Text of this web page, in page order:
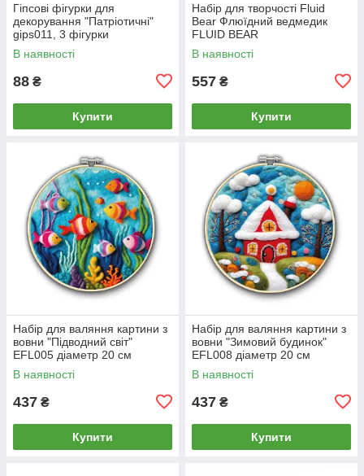
Гіпсові фігурки для
декорування "Патріотичні"
gips011, 3 фігурки
В наявності
88 ₴
Купити
Набір для творчості Fluid
Bear Флюїдний ведмедик
FLUID BEAR
В наявності
557 ₴
Купити
Набір для валяння картини з
вовни "Підводний світ"
EFL005 діаметр 20 см
В наявності
437 ₴
Купити
Набір для валяння картини з
вовни "Зимовий будинок"
EFL008 діаметр 20 см
В наявності
437 ₴
Купити